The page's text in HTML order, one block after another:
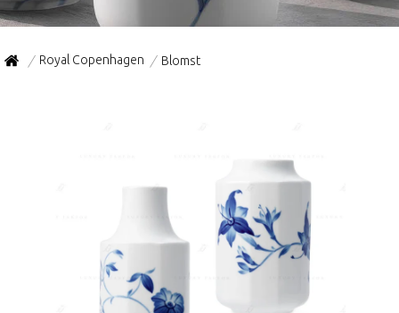
/ Royal Copenhagen / Blomst